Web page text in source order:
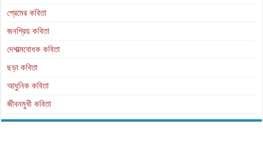
প্রেমের কবিতা
জনপ্রিয় কবিতা
দেশাত্মবোধক কবিতা
ছড়া কবিতা
আধুনিক কবিতা
জীবনমুখী কবিতা